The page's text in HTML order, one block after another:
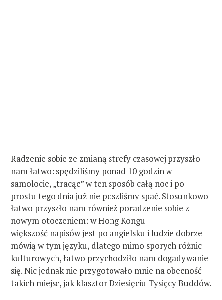
Radzenie sobie ze zmianą strefy czasowej przyszło
nam łatwo: spędziliśmy ponad 10 godzin w
samolocie, „tracąc” w ten sposób całą noc i po
prostu tego dnia już nie poszliśmy spać. Stosunkowo
łatwo przyszło nam również poradzenie sobie z
nowym otoczeniem: w Hong Kongu
większość napisów jest po angielsku i ludzie dobrze
mówią w tym języku, dlatego mimo sporych różnic
kulturowych, łatwo przychodziło nam dogadywanie
się. Nic jednak nie przygotowało mnie na obecność
takich miejsc, jak klasztor Dziesięciu Tysięcy Buddów.